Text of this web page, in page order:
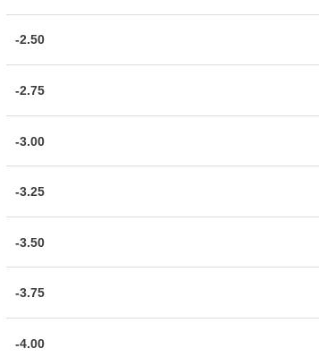
-2.50
-2.75
-3.00
-3.25
-3.50
-3.75
-4.00